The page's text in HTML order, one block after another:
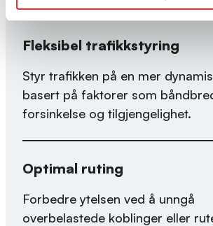
Fleksibel trafikkstyring
Styr trafikken på en mer
basert på faktorer som
forsinkelse og tilgjengelighet.
Optimal ruting
Forbedre ytelsen ved å unngå
overbelastede koblinger eller